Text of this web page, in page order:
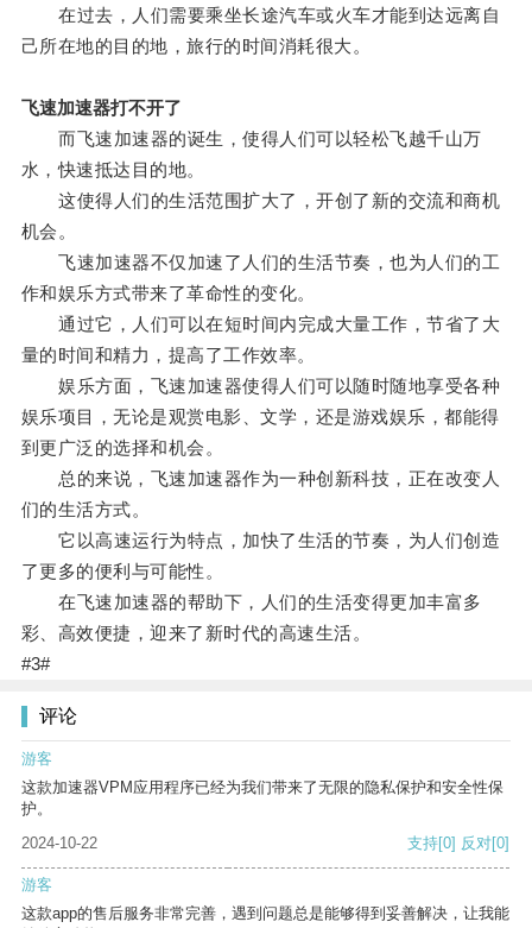
在过去，人们需要乘坐长途汽车或火车才能到达远离自
己所在地的目的地，旅行的时间消耗很大。
飞速加速器打不开了
而飞速加速器的诞生，使得人们可以轻松飞越千山万
水，快速抵达目的地。
这使得人们的生活范围扩大了，开创了新的交流和商机
机会。
飞速加速器不仅加速了人们的生活节奏，也为人们的工
作和娱乐方式带来了革命性的变化。
通过它，人们可以在短时间内完成大量工作，节省了大
量的时间和精力，提高了工作效率。
娱乐方面，飞速加速器使得人们可以随时随地享受各种
娱乐项目，无论是观赏电影、文学，还是游戏娱乐，都能得
到更广泛的选择和机会。
总的来说，飞速加速器作为一种创新科技，正在改变人
们的生活方式。
它以高速运行为特点，加快了生活的节奏，为人们创造
了更多的便利与可能性。
在飞速加速器的帮助下，人们的生活变得更加丰富多
彩、高效便捷，迎来了新时代的高速生活。
#3#
评论
游客
这款加速器VPM应用程序已经为我们带来了无限的隐私保护和安全性保
护。
2024-10-22
支持[0] 反对[0]
游客
这款app的售后服务非常完善，遇到问题总是能够得到妥善解决，让我能